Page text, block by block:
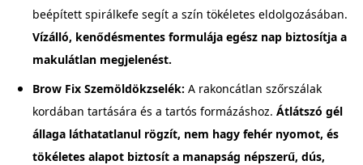
beépített spirálkefe segít a szín tökéletes eldolgozásában.
Vízálló, kenődésmentes formulája egész nap biztosítja a
makulátlan megjelenést.
Brow Fix Szemöldökzselék: A rakoncátlan szőrszálak
kordában tartására és a tartós formázáshoz. Átlátszó gél
állaga láthatatlanul rögzít, nem hagy fehér nyomot, és
tökéletes alapot biztosít a manapság népszerű, dús,